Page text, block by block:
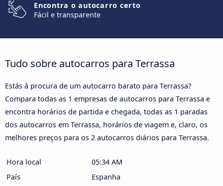
Encontra o autocarro certo
Fácil e transparente
Tudo sobre autocarros para Terrassa
Estás à procura de um autocarro barato para Terrassa?
Compara todas as 1 empresas de autocarros para Terrassa e
encontra horários de partida e chegada, todas as 1 paradas
dos autocarros em Terrassa, horários de viagem e, claro, os
melhores preços para os 2 autocarros diários para Terrassa.
Hora local
05:34 AM
País
Espanha